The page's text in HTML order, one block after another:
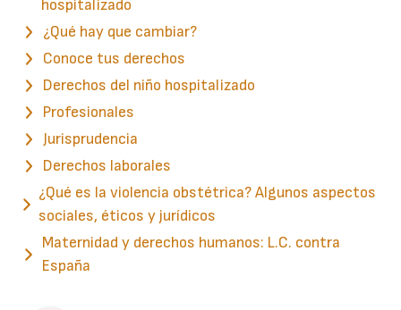
hospitalizado
¿Qué hay que cambiar?
Conoce tus derechos
Derechos del niño hospitalizado
Profesionales
Jurisprudencia
Derechos laborales
¿Qué es la violencia obstétrica? Algunos aspectos
sociales, éticos y jurídicos
Maternidad y derechos humanos: L.C. contra
España